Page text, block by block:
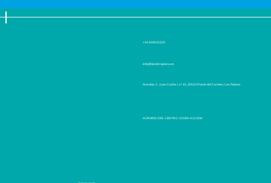
Avenida, C. Juan Carlos I, nº 15, 35510 Puerto del Carmen, Las Palmas
+34 928515320
info@biosferaplaza.es
HORARIO DEL CENTRO: 10:00H A 21:00H